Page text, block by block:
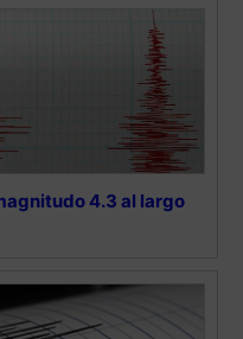
4.3 al largo